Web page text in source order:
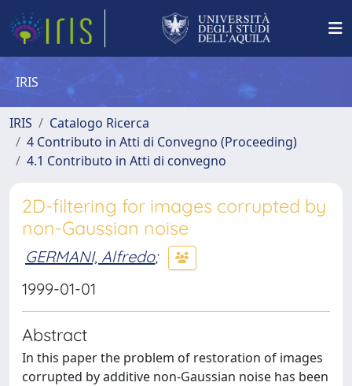
IRIS
IRIS
Catalogo Ricerca
4 Contributo in Atti di Convegno (Proceeding)
4.1 Contributo in Atti di convegno
2D-filtering for images corrupted by
non-Gaussian noise
GERMANI, Alfredo;
1999-01-01
Abstract
In this paper the problem of restoration of images
corrupted by additive non-Gaussian noise has been